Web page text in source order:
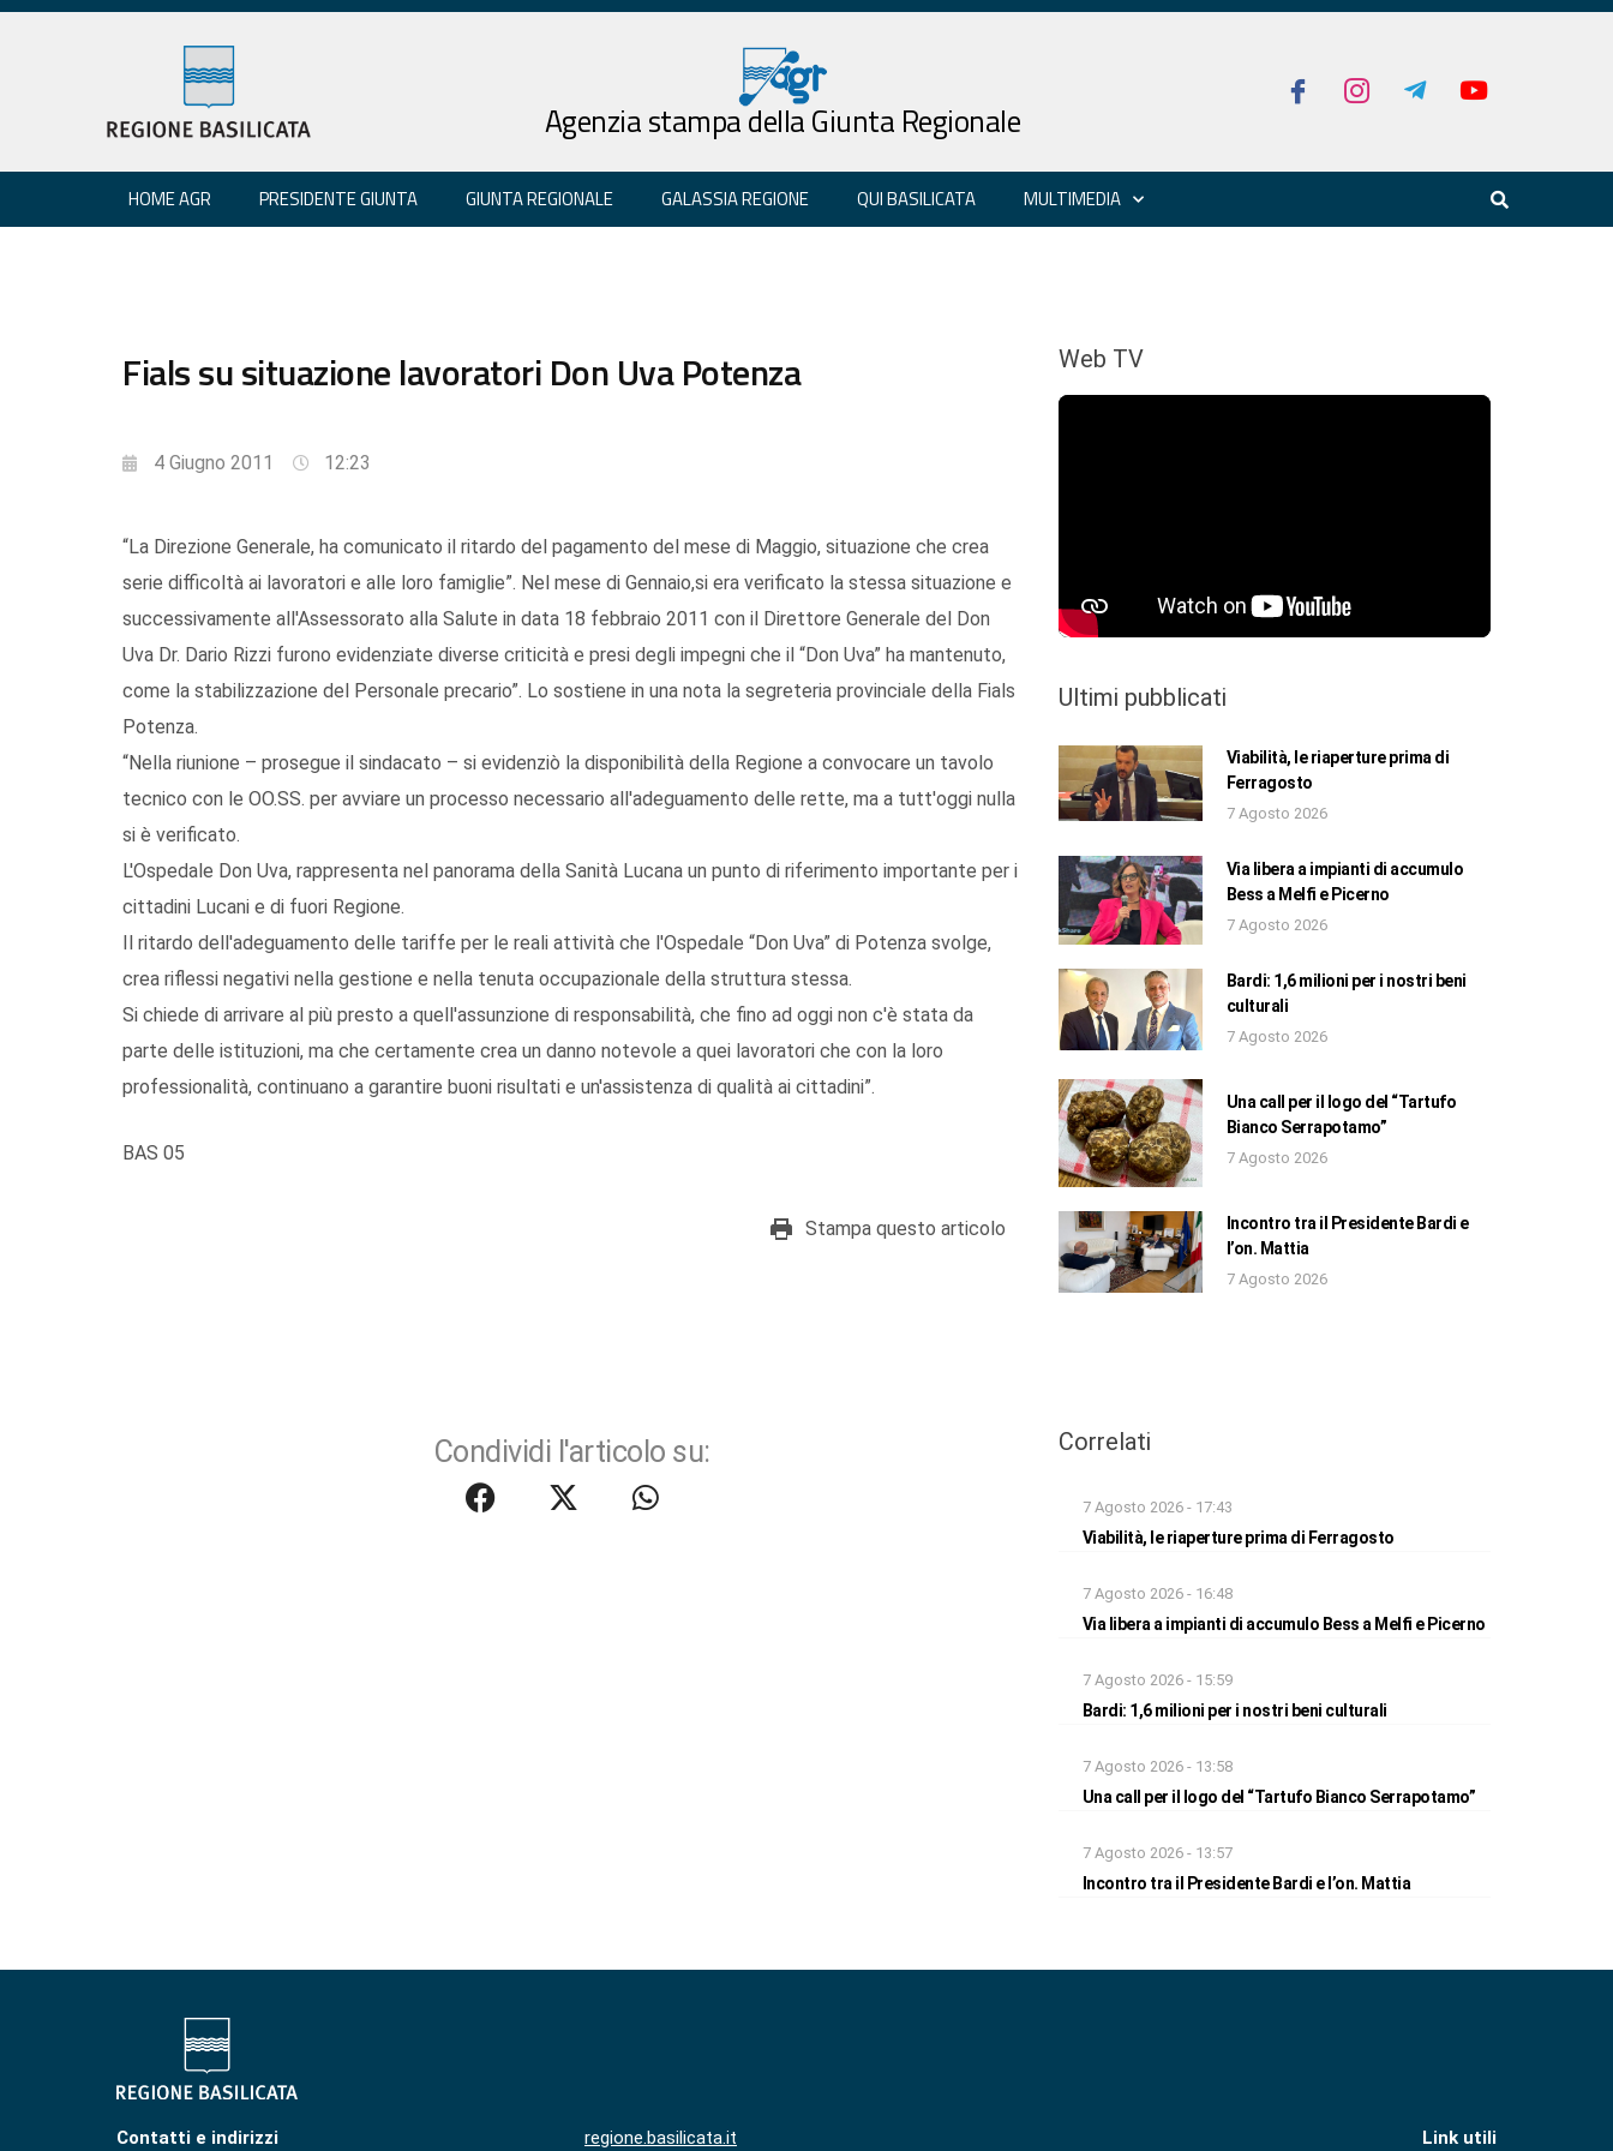
Agenzia stampa della Giunta Regionale
HOME AGR PRESIDENTE GIUNTA GIUNTA REGIONALE GALASSIA REGIONE QUI BASILICATA MULTIMEDIA
Fials su situazione lavoratori Don Uva Potenza
4 Giugno 2011 12:23
“La Direzione Generale, ha comunicato il ritardo del pagamento del mese di Maggio, situazione che crea
serie difficoltà ai lavoratori e alle loro famiglie”. Nel mese di Gennaio,si era verificato la stessa situazione e
successivamente all'Assessorato alla Salute in data 18 febbraio 2011 con il Direttore Generale del Don
Uva Dr. Dario Rizzi furono evidenziate diverse criticità e presi degli impegni che il “Don Uva” ha mantenuto,
come la stabilizzazione del Personale precario”. Lo sostiene in una nota la segreteria provinciale della Fials
Potenza.
“Nella riunione – prosegue il sindacato – si evidenziò la disponibilità della Regione a convocare un tavolo
tecnico con le OO.SS. per avviare un processo necessario all'adeguamento delle rette, ma a tutt'oggi nulla
si è verificato.
L'Ospedale Don Uva, rappresenta nel panorama della Sanità Lucana un punto di riferimento importante per i
cittadini Lucani e di fuori Regione.
Il ritardo dell'adeguamento delle tariffe per le reali attività che l'Ospedale “Don Uva” di Potenza svolge,
crea riflessi negativi nella gestione e nella tenuta occupazionale della struttura stessa.
Si chiede di arrivare al più presto a quell'assunzione di responsabilità, che fino ad oggi non c'è stata da
parte delle istituzioni, ma che certamente crea un danno notevole a quei lavoratori che con la loro
professionalità, continuano a garantire buoni risultati e un'assistenza di qualità ai cittadini”.
BAS 05
Stampa questo articolo
Condividi l'articolo su:
Web TV
Ultimi pubblicati
Viabilità, le riaperture prima di
Ferragosto
7 Agosto 2026
Via libera a impianti di accumulo
Bess a Melfi e Picerno
7 Agosto 2026
Bardi: 1,6 milioni per i nostri beni
culturali
7 Agosto 2026
Una call per il logo del “Tartufo
Bianco Serrapotamo”
7 Agosto 2026
Incontro tra il Presidente Bardi e
l’on. Mattia
7 Agosto 2026
Correlati
7 Agosto 2026 - 17:43
Viabilità, le riaperture prima di Ferragosto
7 Agosto 2026 - 16:48
Via libera a impianti di accumulo Bess a Melfi e Picerno
7 Agosto 2026 - 15:59
Bardi: 1,6 milioni per i nostri beni culturali
7 Agosto 2026 - 13:58
Una call per il logo del “Tartufo Bianco Serrapotamo”
7 Agosto 2026 - 13:57
Incontro tra il Presidente Bardi e l’on. Mattia
Contatti e indirizzi regione.basilicata.it Link utili